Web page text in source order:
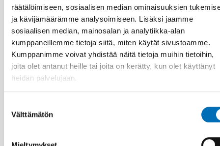
räätälöimiseen, sosiaalisen median ominaisuuksien
ja kävijämäärämme analysoimiseen. Lisäksi jaamme
sosiaalisen median, mainosalan ja analytiikka-alan
kumppaneillemme tietoja siitä, miten käytät sivustoamme.
Kumppanimme voivat yhdistää näitä tietoja muihin tietoihin,
joita olet antanut heille tai joita on kerätty, kun olet käyttänyt
heidän palvelujaan.
valinta
Välttämätön
17 maalis 2022